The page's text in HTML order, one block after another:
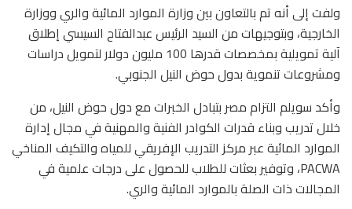
ولفت إلى أنه تم بالتعاون بين وزارة الموارد المائية والري ووزارة
الخارجية، وبتوجيهات من السيد الرئيس عبدالفتاح السيسي إطلاق
آلية تمويلية بمخصصات قدرها 100 مليون دولار لتمويل دراسات
ومشروعات تنموية بدول حوض النيل الجنوبي.
وأكد سويلم التزام مصر بتبادل الخبرات مع دول حوض النيل، من
خلال تدريب وبناء قدرات الكوادر الفنية والمهنية في مجال إدارة
الموارد المائية عبر مركز التدريب الإفريقي للمياه والتكيف المناخي
PACWA، وتوفير بعثات للطلاب للحصول على درجات علمية في
المجالات ذات الصلة بالموارد المائية والري.